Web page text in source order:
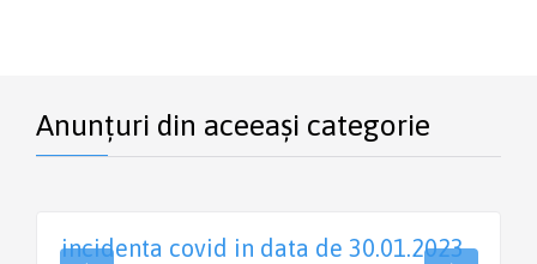
Anunțuri din aceeași categorie
incidenta covid in data de 30.01.2023